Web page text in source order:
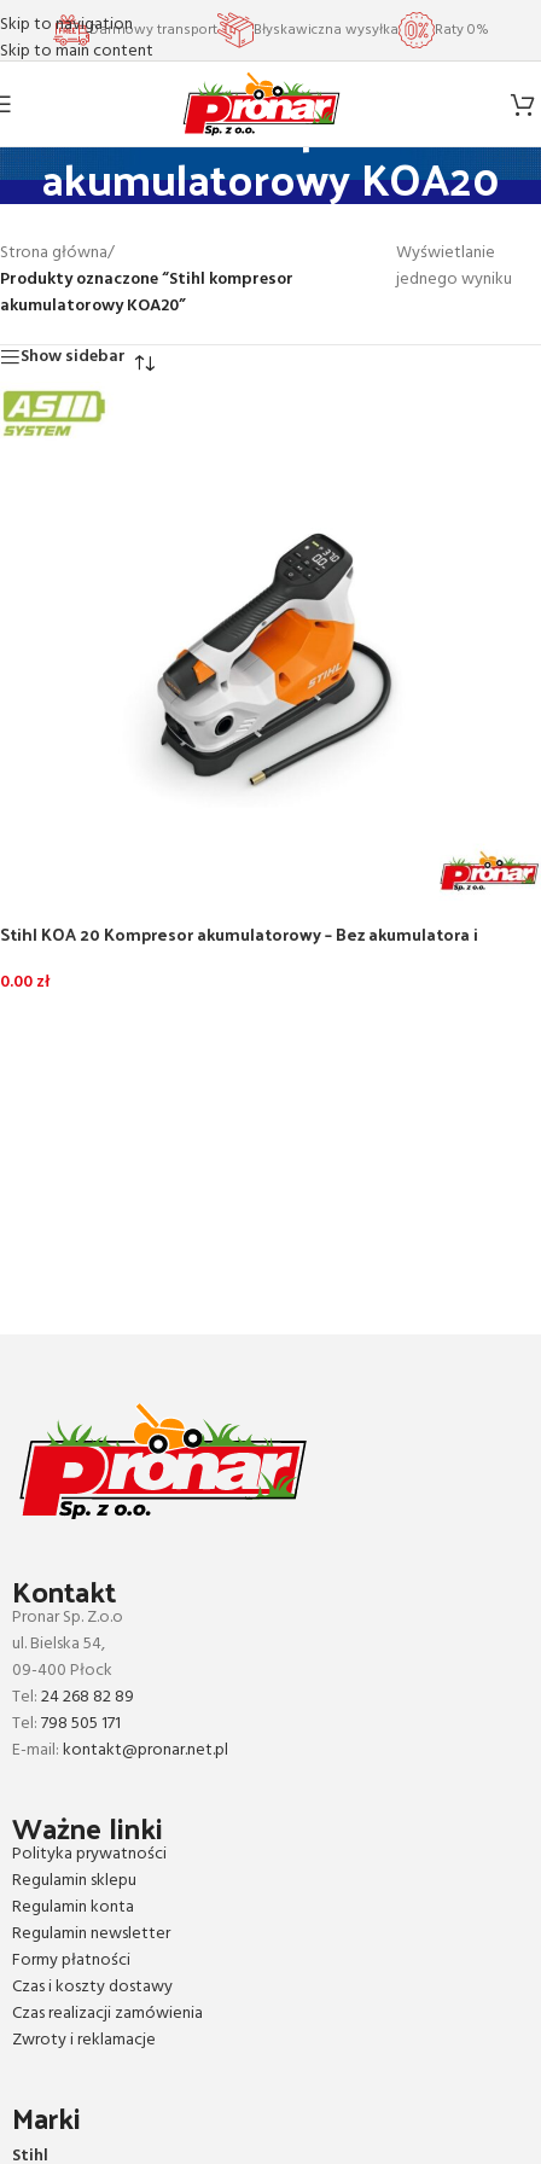
Skip to navigation
Skip to main content
Darmowy transport Błyskawiczna wysyłka Raty 0%
Stihl kompresor
akumulatorowy KOA20
Strona główna/
Produkty oznaczone “Stihl kompresor
akumulatorowy KOA20”
Wyświetlanie
jednego wyniku
Show sidebar
Stihl KOA 20 Kompresor akumulatorowy – Bez akumulatora i
0.00zł
Kontakt
Pronar Sp. Z.o.o
ul. Bielska 54,
09-400 Płock
Tel:24 268 82 89
Tel:798 505 171
E-mail:kontakt@pronar.net.pl
Ważne linki
Polityka prywatności
Regulamin sklepu
Regulamin konta
Regulamin newsletter
Formy płatności
Czas i koszty dostawy
Czas realizacji zamówienia
Zwroty i reklamacje
Marki
Stihl